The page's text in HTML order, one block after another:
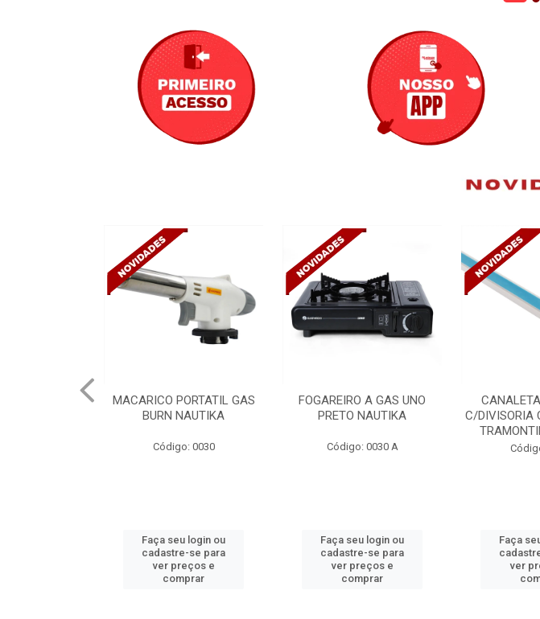
FOGAREIRO A GAS UNO
PRETO NAUTIKA
Código: 0030 A
Faça seu login ou
cadastre-se para
ver preços e
comprar
CANALETA 20X10X2M
C/DIVISORIA C/DUPLA FACE
Código: 4990
Faça seu login ou
cadastre-se para
ver preços e
comprar
Faça
ver